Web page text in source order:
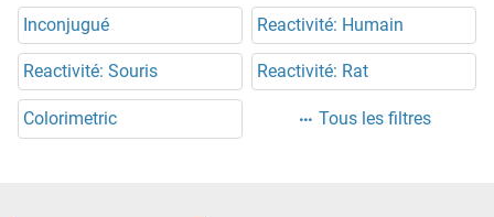
Inconjugué
Reactivité: Humain
Reactivité: Souris Reactivité: Rat
Colorimetric Tous les filtres